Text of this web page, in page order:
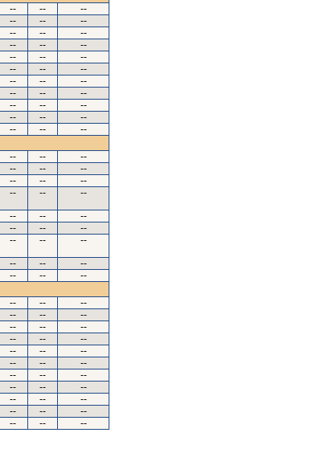
-- --
--
-- --
--
-- --
--
-- --
--
-- --
--
-- --
--
-- --
--
-- --
--
-- --
--
-- --
--
-- --
--
-- --
--
-- --
--
-- --
--
-- -- --
-- --
--
-- --
--
-- -- --
-- --
--
-- --
--
-- --
--
-- --
--
-- --
--
-- --
--
-- --
--
-- --
--
-- --
--
-- --
--
-- --
--
-- --
--
-- -- --